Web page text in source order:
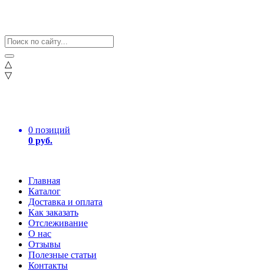
△
▽
0 позиций
0 руб.
Главная
Каталог
Доставка и оплата
Как заказать
Отслеживание
О нас
Отзывы
Полезные статьи
Контакты